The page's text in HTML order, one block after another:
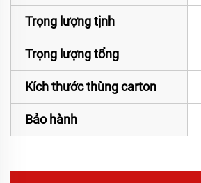
Trọng lượng tịnh
Trọng lượng tổng
Kích thước thùng carton
Bảo hành